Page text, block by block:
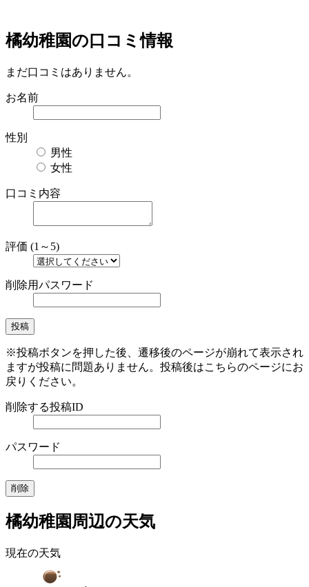
橘幼稚園の口コミ情報
まだ口コミはありません。
お名前
性別
男性
女性
口コミ内容
評価 (1～5)
削除用パスワード
※投稿ボタンを押した後、遷移後のページが崩れて表示され
ますが投稿に問題ありません。投稿後はこちらのページにお
戻りください。
削除する投稿ID
パスワード
橘幼稚園周辺の天気
現在の天気